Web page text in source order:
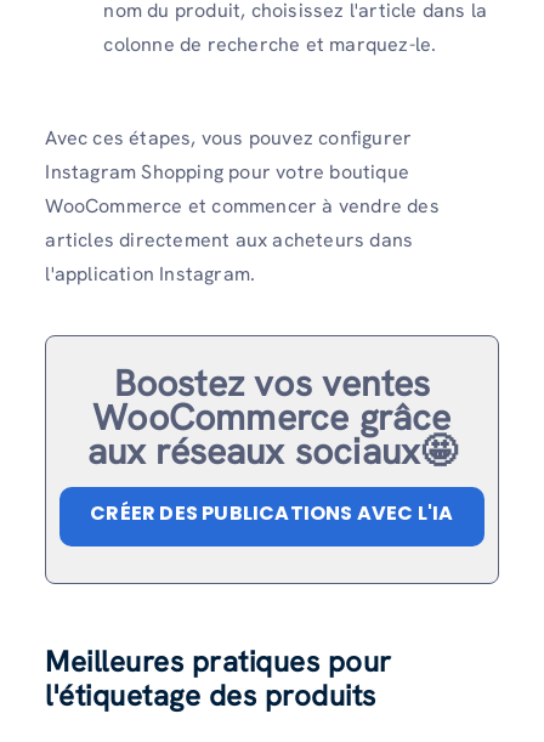
nom du produit, choisissez l'article dans la
colonne de recherche et marquez-le.
Avec ces étapes, vous pouvez configurer
Instagram Shopping pour votre boutique
WooCommerce et commencer à vendre des
articles directement aux acheteurs dans
l'application Instagram.
Boostez vos ventes
WooCommerce grâce
aux réseaux sociaux🤩
CRÉER DES PUBLICATIONS AVEC L'IA
Meilleures pratiques pour
l'étiquetage des produits